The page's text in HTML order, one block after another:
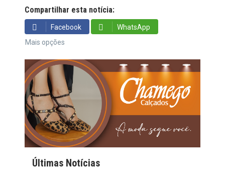
Compartilhar esta notícia:
Facebook
WhatsApp
Mais opções
Últimas Notícias